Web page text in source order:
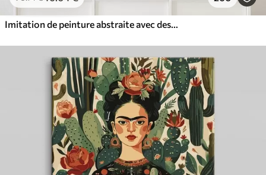
Imitation de peinture abstraite avec des cercles orange et gris, des feuilles et des branches, style moderne, effet aquarelle